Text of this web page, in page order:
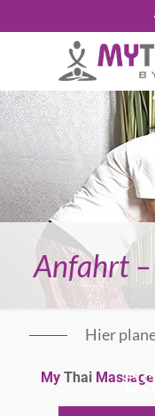
Anfahrt –
Hier
My Thai Massage